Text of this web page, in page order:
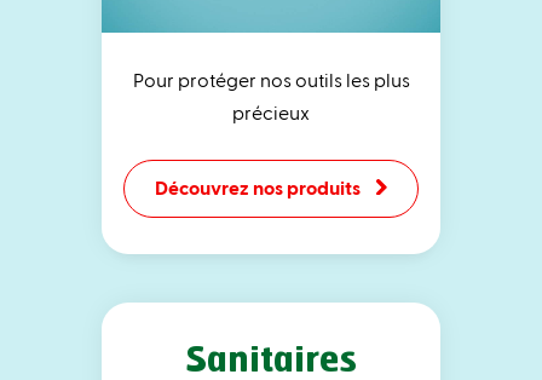
Pour protéger nos outils les plus
précieux
Découvrez nos produits
Sanitaires